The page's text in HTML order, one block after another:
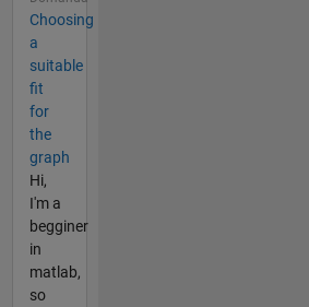
Choosing
a
suitable
fit
for
the
graph
Hi,
I'm a
begginer
in
matlab,
so